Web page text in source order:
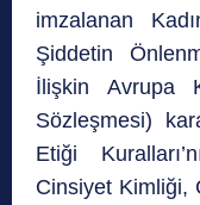
imzalanan
Şiddetin
İlişkin Avrupa
Sözleşmesi)
Etiği
Cinsiyet Kimliği,